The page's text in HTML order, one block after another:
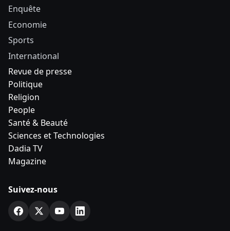
Enquête
Economie
Sports
International
Revue de presse
Politique
Religion
People
Santé & Beauté
Sciences et Technologies
Dadia TV
Magazine
Suivez-nous